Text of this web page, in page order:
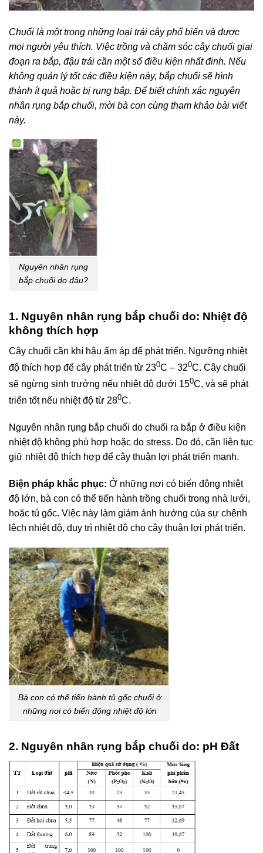
Chuối là một trong những loại trái cây phổ biến và được
mọi người yêu thích. Việc trồng và chăm sóc cây chuối giai
đoạn ra bắp, đậu trái cần một số điều kiện nhất đinh. Nếu
không quản lý tốt các điều kiện này, bắp chuối sẽ hình
thành ít quả hoặc bị rụng bắp. Để biết chính xác nguyên
nhân rụng bắp chuối, mời bà con cùng tham khảo bài viết
này.
Nguyên nhân rụng
bắp chuối do đâu?
1. Nguyên nhân rụng bắp chuối do: Nhiệt độ
không thích hợp
Cây chuối cần khí hậu ấm áp để phát triển. Ngưỡng nhiệt
độ thích hợp để cây phát triển từ 230C – 320C. Cây chuối
sẽ ngừng sinh trưởng nếu nhiệt độ dưới 150C, và sẽ phát
triển tốt nếu nhiệt độ từ 280C.
Nguyên nhân rụng bắp chuối do chuối ra bắp ở điều kiện
nhiệt độ không phù hợp hoặc do stress. Do đó, cần liên tục
giữ nhiệt độ thích hợp để cây thuận lợi phát triển mạnh.
Biện pháp khắc phục: Ở những nơi có biến động nhiệt
độ lớn, bà con có thể tiến hành trồng chuối trong nhà lưới,
hoặc tủ gốc. Việc này làm giảm ảnh hưởng của sự chênh
lệch nhiệt độ, duy trì nhiệt độ cho cây thuận lợi phát triển.
Bà con có thể tiến hành tủ gốc chuối ở
những nơi có biến động nhiệt độ lớn
2. Nguyên nhân rụng bắp chuối do: pH Đất